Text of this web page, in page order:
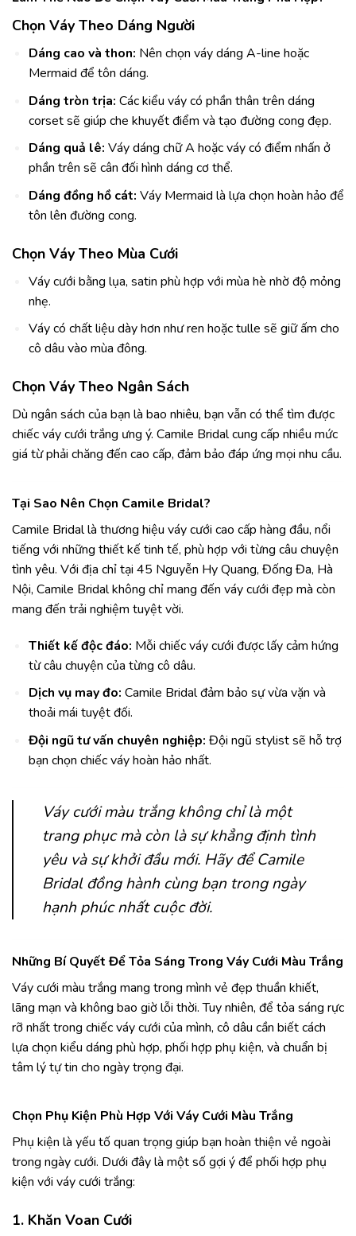
Chọn Váy Theo Dáng Người
Dáng cao và thon: Nên chọn váy dáng A-line hoặc
Mermaid để tôn dáng.
Dáng tròn trịa: Các kiểu váy có phần thân trên dáng
corset sẽ giúp che khuyết điểm và tạo đường cong đẹp.
Dáng quả lê: Váy dáng chữ A hoặc váy có điểm nhấn ở
phần trên sẽ cân đối hình dáng cơ thể.
Dáng đồng hồ cát: Váy Mermaid là lựa chọn hoàn hảo để
tôn lên đường cong.
Chọn Váy Theo Mùa Cưới
Váy cưới bằng lụa, satin phù hợp với mùa hè nhờ độ mỏng
nhẹ.
Váy có chất liệu dày hơn như ren hoặc tulle sẽ giữ ấm cho
cô dâu vào mùa đông.
Chọn Váy Theo Ngân Sách
Dù ngân sách của bạn là bao nhiêu, bạn vẫn có thể tìm được
chiếc váy cưới trắng ưng ý. Camile Bridal cung cấp nhiều mức
giá từ phải chăng đến cao cấp, đảm bảo đáp ứng mọi nhu cầu.
Tại Sao Nên Chọn Camile Bridal?
Camile Bridal là thương hiệu váy cưới cao cấp hàng đầu, nổi
tiếng với những thiết kế tinh tế, phù hợp với từng câu chuyện
tình yêu. Với địa chỉ tại 45 Nguyễn Hy Quang, Đống Đa, Hà
Nội, Camile Bridal không chỉ mang đến váy cưới đẹp mà còn
mang đến trải nghiệm tuyệt vời.
Thiết kế độc đáo: Mỗi chiếc váy cưới được lấy cảm hứng
từ câu chuyện của từng cô dâu.
Dịch vụ may đo: Camile Bridal đảm bảo sự vừa vặn và
thoải mái tuyệt đối.
Đội ngũ tư vấn chuyên nghiệp: Đội ngũ stylist sẽ hỗ trợ
bạn chọn chiếc váy hoàn hảo nhất.
Váy cưới màu trắng không chỉ là một
trang phục mà còn là sự khẳng định tình
yêu và sự khởi đầu mới. Hãy để Camile
Bridal đồng hành cùng bạn trong ngày
hạnh phúc nhất cuộc đời.
Những Bí Quyết Để Tỏa Sáng Trong Váy Cưới Màu Trắng
Váy cưới màu trắng mang trong mình vẻ đẹp thuần khiết,
lãng mạn và không bao giờ lỗi thời. Tuy nhiên, để tỏa sáng rực
rỡ nhất trong chiếc váy cưới của mình, cô dâu cần biết cách
lựa chọn kiểu dáng phù hợp, phối hợp phụ kiện, và chuẩn bị
tâm lý tự tin cho ngày trọng đại.
Chọn Phụ Kiện Phù Hợp Với Váy Cưới Màu Trắng
Phụ kiện là yếu tố quan trọng giúp bạn hoàn thiện vẻ ngoài
trong ngày cưới. Dưới đây là một số gợi ý để phối hợp phụ
kiện với váy cưới trắng:
1. Khăn Voan Cưới